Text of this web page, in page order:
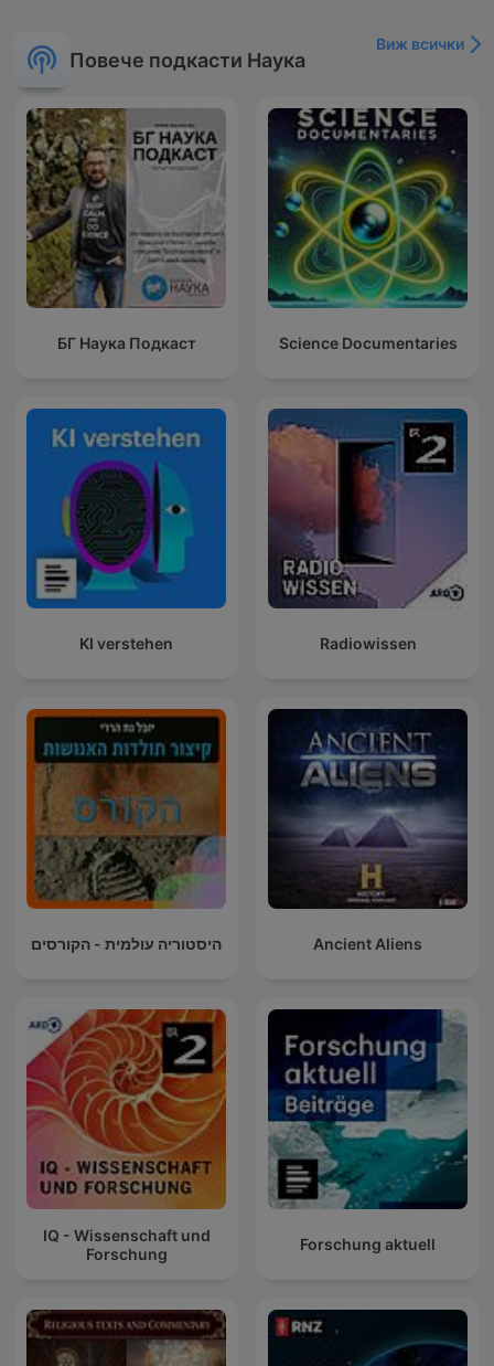
Повече подкасти Наука
Виж всички
БГ Наука Подкаст Science Documentaries
KI verstehen Radiowissen
היסטוריה עולמית - הקורסים Ancient Aliens
IQ - Wissenschaft und
Forschung
Forschung aktuell